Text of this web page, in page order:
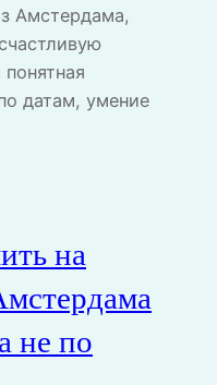
Амстердама,
датам, умение
на
не по